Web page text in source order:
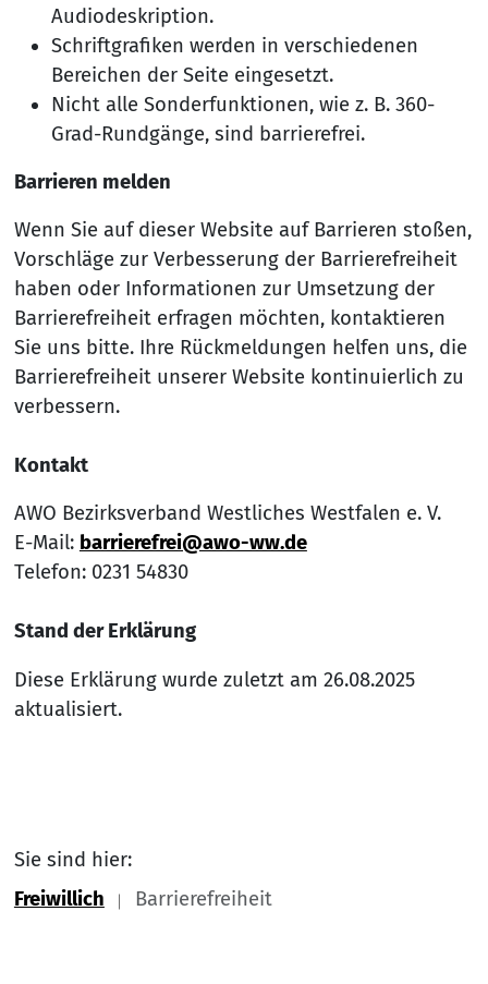
Audiodeskription.
Schriftgrafiken werden in verschiedenen
Bereichen der Seite eingesetzt.
Nicht alle Sonderfunktionen, wie z. B. 360-
Grad-Rundgänge, sind barrierefrei.
Barrieren melden
Wenn Sie auf dieser Website auf Barrieren stoßen,
Vorschläge zur Verbesserung der Barrierefreiheit
haben oder Informationen zur Umsetzung der
Barrierefreiheit erfragen möchten, kontaktieren
Sie uns bitte. Ihre Rückmeldungen helfen uns, die
Barrierefreiheit unserer Website kontinuierlich zu
verbessern.
Kontakt
AWO Bezirksverband Westliches Westfalen e. V.
E-Mail: barrierefrei@awo-ww.de
Telefon: 0231 54830
Stand der Erklärung
Diese Erklärung wurde zuletzt am 26.08.2025
aktualisiert.
Sie sind hier:
Freiwillich
Barrierefreiheit